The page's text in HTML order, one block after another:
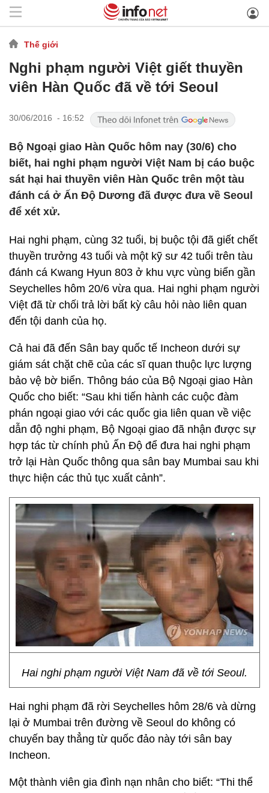
Thế giới
Nghi phạm người Việt giết thuyền
viên Hàn Quốc đã về tới Seoul
30/06/2016 - 16:52
Bộ Ngoại giao Hàn Quốc hôm nay (30/6) cho
biết, hai nghi phạm người Việt Nam bị cáo buộc
sát hại hai thuyền viên Hàn Quốc trên một tàu
đánh cá ở Ấn Độ Dương đã được đưa về Seoul
để xét xử.
Hai nghi phạm, cùng 32 tuổi, bị buộc tội đã giết chết
thuyền trưởng 43 tuổi và một kỹ sư 42 tuổi trên tàu
đánh cá Kwang Hyun 803 ở khu vực vùng biển gần
Seychelles hôm 20/6 vừa qua. Hai nghi phạm người
Việt đã từ chối trả lời bất kỳ câu hỏi nào liên quan
đến tội danh của họ.
Cả hai đã đến Sân bay quốc tế Incheon dưới sự
giám sát chặt chẽ của các sĩ quan thuộc lực lượng
bảo vệ bờ biển. Thông báo của Bộ Ngoại giao Hàn
Quốc cho biết: “Sau khi tiến hành các cuộc đàm
phán ngoại giao với các quốc gia liên quan về việc
dẫn độ nghi phạm, Bộ Ngoại giao đã nhận được sự
hợp tác từ chính phủ Ấn Độ để đưa hai nghi phạm
trở lại Hàn Quốc thông qua sân bay Mumbai sau khi
thực hiện các thủ tục xuất cảnh”.
Hai nghi phạm người Việt Nam đã về tới Seoul.
Hai nghi phạm đã rời Seychelles hôm 28/6 và dừng
lại ở Mumbai trên đường về Seoul do không có
chuyến bay thẳng từ quốc đảo này tới sân bay
Incheon.
Một thành viên gia đình nạn nhân cho biết: “Thi thể